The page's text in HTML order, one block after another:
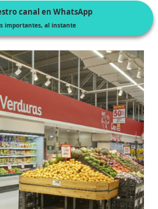
canal en WhatsApp
importantes, al instante